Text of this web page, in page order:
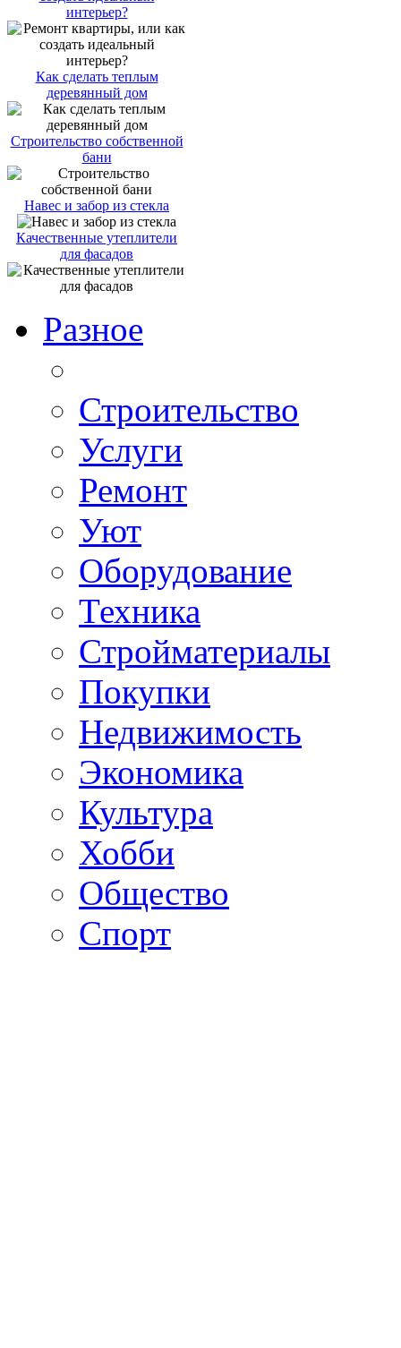
интерьер?
Как сделать теплым
деревянный дом
Строительство собственной
бани
Навес и забор из стекла
Качественные утеплители
для фасадов
Разное
Строительство
Услуги
Ремонт
Уют
Оборудование
Техника
Стройматериалы
Покупки
Недвижимость
Экономика
Культура
Хобби
Общество
Спорт